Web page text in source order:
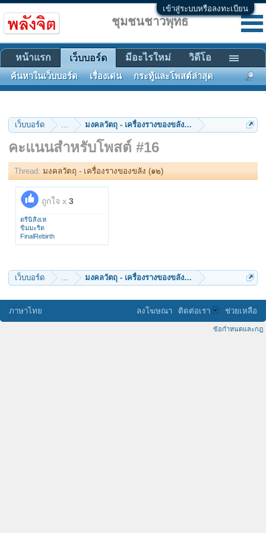
เข้าสู่ระบบหรือลงทะเบียน
เว็บบอร์ด ... มงคลวัตถุ - เครื่องรางของขลัง (๑๒)
คะแนนสำหรับโพสต์ #16
Thread: มงคลวัตถุ - เครื่องรางของขลัง (๑๒)
ถูกใจ x 3
ตรีนิสิงเห
ขิมมะริด
FinalRebirth
เว็บบอร์ด ... มงคลวัตถุ - เครื่องรางของขลัง (๑๒)
ชุมชนชาวพุทธ
หน้าแรก เว็บบอร์ด
ค้นหาในเว็บบอร์ด เรื่องเด่น กระทู้และโพสต์ล่าสุด
มีอะไรใหม่ วิดีโอ
ภาษาไทย ลงโฆษณา ติดต่อเรา ช่วยเหลือ
ข้อกำหนดและกฎ